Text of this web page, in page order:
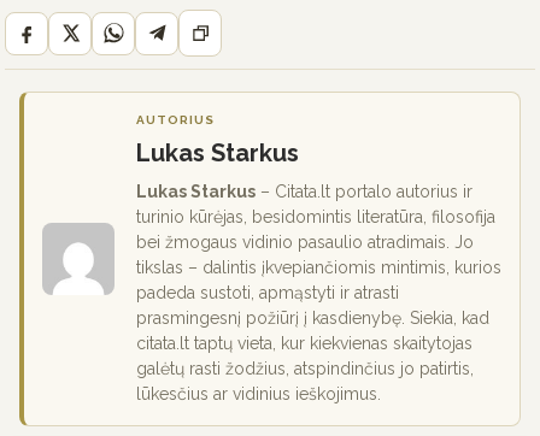
AUTORIUS
Lukas Starkus
Lukas Starkus – Citata.lt portalo autorius ir
turinio kūrėjas, besidomintis literatūra, filosofija
bei žmogaus vidinio pasaulio atradimais. Jo
tikslas – dalintis įkvepiančiomis mintimis, kurios
padeda sustoti, apmąstyti ir atrasti
prasmingesnį požiūrį į kasdienybę. Siekia, kad
citata.lt taptų vieta, kur kiekvienas skaitytojas
galėtų rasti žodžius, atspindinčius jo patirtis,
lūkesčius ar vidinius ieškojimus.